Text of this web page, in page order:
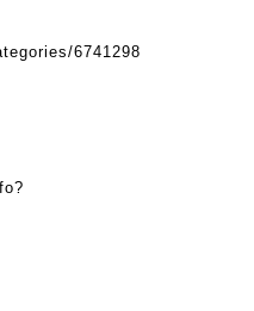
6741298